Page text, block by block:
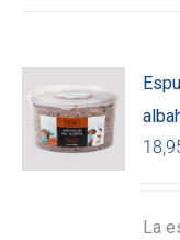
La